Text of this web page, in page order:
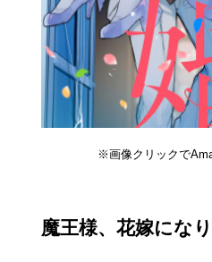
※画像クリックで
魔王様、花嫁にな